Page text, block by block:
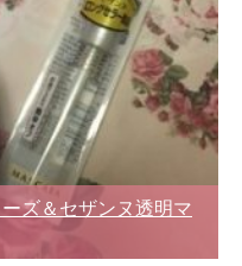
ズ＆セザンヌ透明マ